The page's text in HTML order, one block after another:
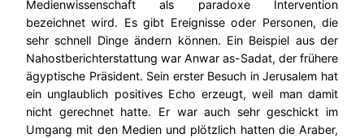
Medienwissenschaft als paradoxe Intervention
bezeichnet wird. Es gibt Ereignisse oder Personen, die
sehr schnell Dinge ändern können. Ein Beispiel aus der
Nahostberichterstattung war Anwar as-Sadat, der frühere
ägyptische Präsident. Sein erster Besuch in Jerusalem hat
ein unglaublich positives Echo erzeugt, weil man damit
nicht gerechnet hatte. Er war auch sehr geschickt im
Umgang mit den Medien und plötzlich hatten die Araber,